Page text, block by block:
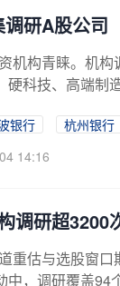
研A股公司
机构青睐。机
硬科技、高端制
银行
杭州银行
14:16
调研超3200
重估与选股窗
中，调研覆盖94